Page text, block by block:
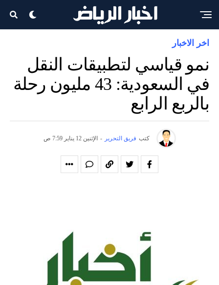
اخر الاخبار
نمو قياسي لتطبيقات النقل
في السعودية: 43 مليون رحلة
بالربع الرابع
كتب فريق التحرير - الإثنين 12 يناير 7:59 ص